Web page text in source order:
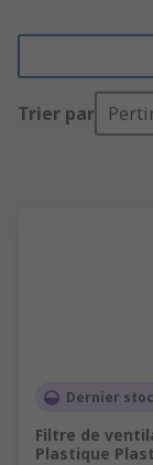
Trier par
Dernier
Filtre de
Plastique